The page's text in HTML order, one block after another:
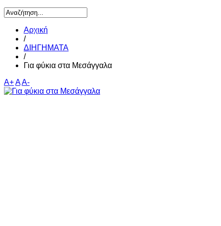
Αρχική
/
ΔΙΗΓΗΜΑΤΑ
/
Για φύκια στα Μεσάγγαλα
A+AA-